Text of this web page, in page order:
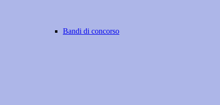
Bandi di concorso